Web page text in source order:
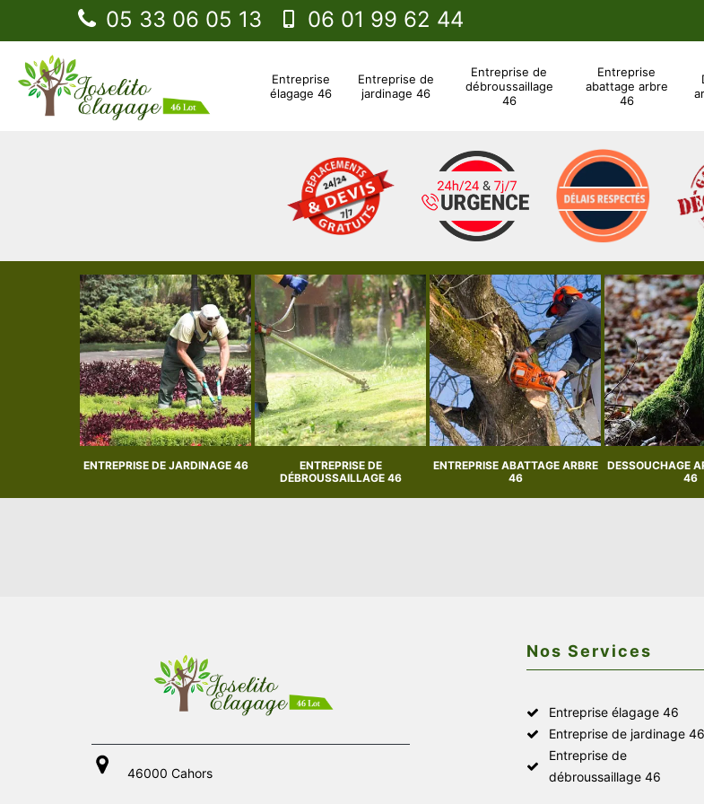
05 33 06 05 13 06 01 99 62 44
Entreprise
élagage 46
Entreprise de
jardinage 46
Entreprise de
débroussaillage
46
Entreprise
abattage arbre
46
ENTREPRISE DE JARDINAGE 46
ENTREPRISE DE
DÉBROUSSAILLAGE 46
ENTREPRISE ABATTAGE ARBRE
46
DESSOUCHAGE
46
46000 Cahors
Nos Services
Entreprise élagage 46
Entreprise de jardinage 46
Entreprise de
débroussaillage 46